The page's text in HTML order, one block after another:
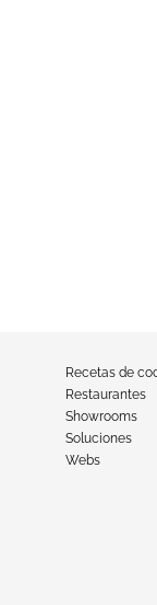
Recetas de
Restaurantes
Showrooms
Soluciones
Webs